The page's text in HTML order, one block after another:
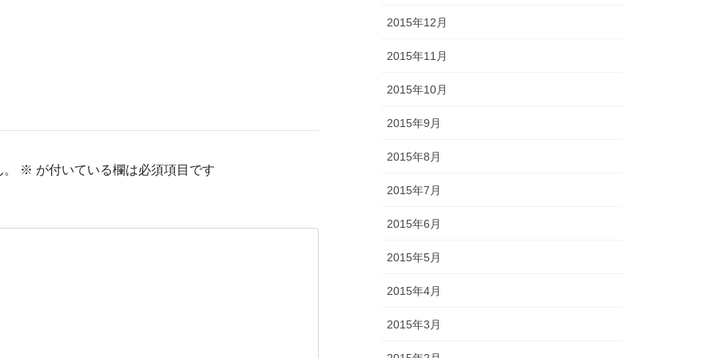
※ が付いている欄は必須項目です
2015年12月
2015年11月
2015年10月
2015年9月
2015年8月
2015年7月
2015年6月
2015年5月
2015年4月
2015年3月